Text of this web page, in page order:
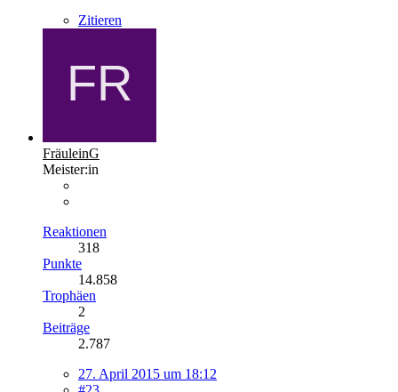
Zitieren
FräuleinG
Meister:in
Reaktionen
318
Punkte
14.858
Trophäen
2
Beiträge
2.787
27. April 2015 um 18:12